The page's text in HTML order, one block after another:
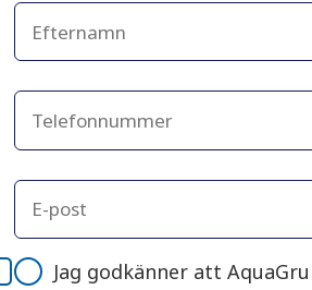
Jag godkänner att